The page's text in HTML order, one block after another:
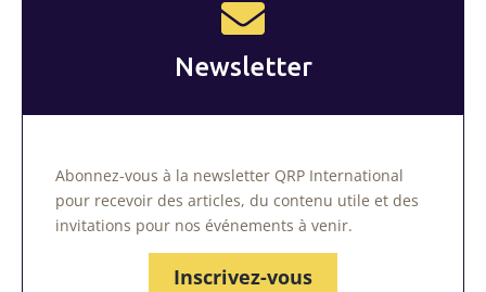
Newsletter
Abonnez-vous à la newsletter QRP International
pour recevoir des articles, du contenu utile et des
invitations pour nos événements à venir.
Inscrivez-vous